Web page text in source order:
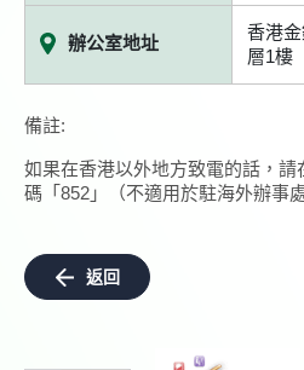
辦公室地址
香港
層1樓
備註:
如果在香港以外地方致電的話，
碼「852」（不適用於駐海外辦事
返回